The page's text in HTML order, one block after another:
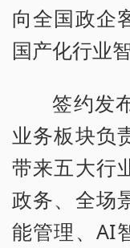
向全国政企
国产化行业
签约发
业务板块负
带来五大行
政务、全场
能管理、AI